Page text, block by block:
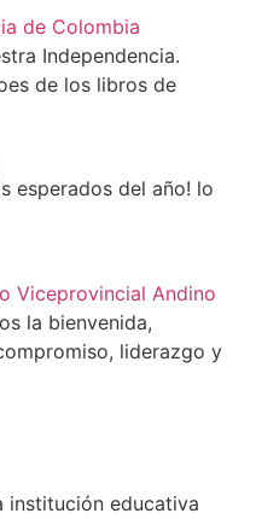
de Colombia
Independencia.
de los libros de
esperados del año! lo
Viceprovincial Andino
la bienvenida,
liderazgo y
institución educativa